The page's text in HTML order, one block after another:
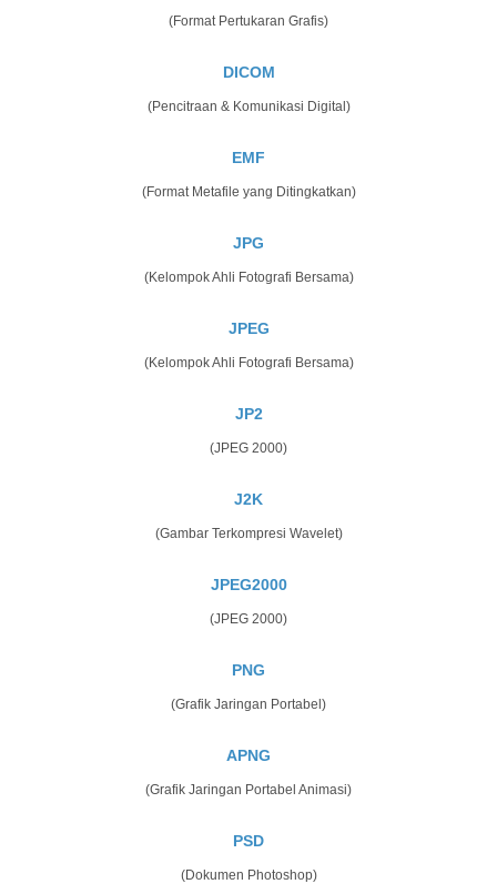
(Format Pertukaran Grafis)
DICOM
(Pencitraan & Komunikasi Digital)
EMF
(Format Metafile yang Ditingkatkan)
JPG
(Kelompok Ahli Fotografi Bersama)
JPEG
(Kelompok Ahli Fotografi Bersama)
JP2
(JPEG 2000)
J2K
(Gambar Terkompresi Wavelet)
JPEG2000
(JPEG 2000)
PNG
(Grafik Jaringan Portabel)
APNG
(Grafik Jaringan Portabel Animasi)
PSD
(Dokumen Photoshop)